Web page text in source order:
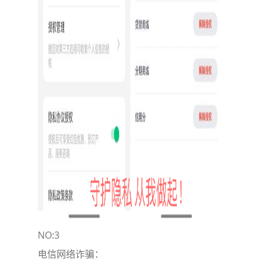
NO:3
电信网络诈骗：